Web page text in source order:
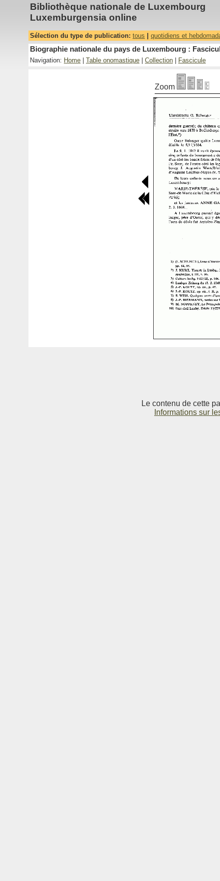
Bibliothèque nationale de Luxembourg
Luxemburgensia online
Sélection du type de publication: tous quotidiens et
Biographie nationale du pays de Luxembourg :
Navigation: Home Table onomastique Collection Fascicule
Zoom
Le contenu de cette
Informations sur